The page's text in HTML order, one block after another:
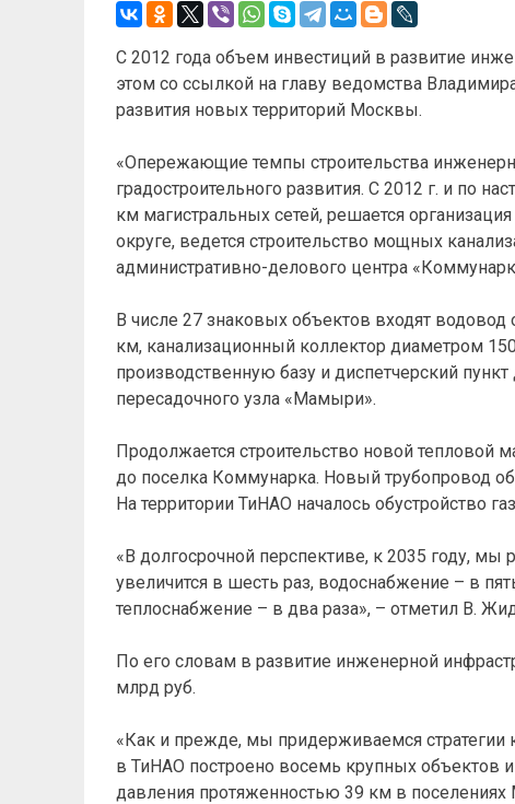
С 2012 года объем инвестиций в развитие
этом со ссылкой на главу ведомства
развития новых территорий Москвы.
«Опережающие темпы строительства
градостроительного развития. С 2012 г. и по
км магистральных сетей, решается
округе, ведется строительство мощных
административно-делового центра
В числе 27 знаковых объектов входят
км, канализационный коллектор диаметром
производственную базу и диспетчерский
пересадочного узла «Мамыри».
Продолжается строительство новой тепловой
до поселка Коммунарка. Новый трубопровод
На территории ТиНАО началось обустройство
«В долгосрочной перспективе, к 2035 году, мы
увеличится в шесть раз, водоснабжение – в
теплоснабжение – в два раза», – отметил В.
По его словам в развитие инженерной
млрд руб.
«Как и прежде, мы придерживаемся стратегии
в ТиНАО построено восемь крупных объектов
давления протяженностью 39 км в